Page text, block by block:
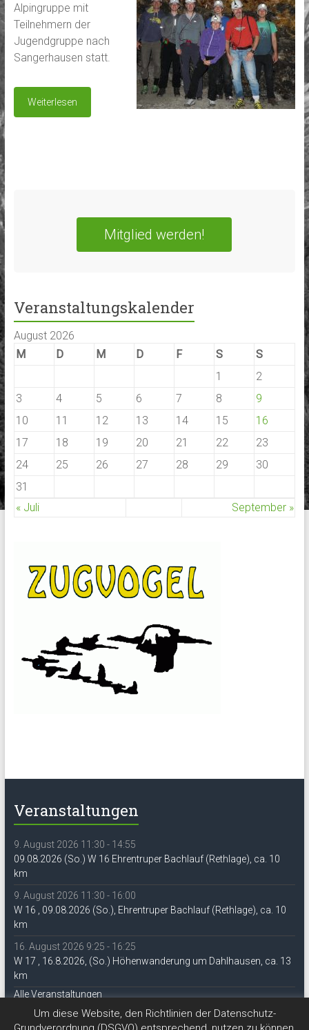
Alpingruppe mit
Teilnehmern der
Jugendgruppe nach
Sangerhausen statt.
Weiterlesen
Mitglied werden!
Veranstaltungskalender
August 2026
M
D M D F S
S
1
2
3
4 5 6 7 8
9
10
11 12 13 14 15
16
17
18 19 20 21 22
23
24
25 26 27 28 29
30
31
« Juli
September »
Veranstaltungen
9. August 2026 11:30 - 14:55
09.08.2026 (So.) W 16 Ehrentruper Bachlauf (Rethlage), ca. 10
km
9. August 2026 11:30 - 16:00
W 16 , 09.08.2026 (So.), Ehrentruper Bachlauf (Rethlage), ca. 10
km
16. August 2026 9:25 - 16:25
W 17 , 16.8.2026, (So.) Höhenwanderung um Dahlhausen, ca. 13
km
Alle Veranstaltungen
Um diese Website, den Richtlinien der Datenschutz-